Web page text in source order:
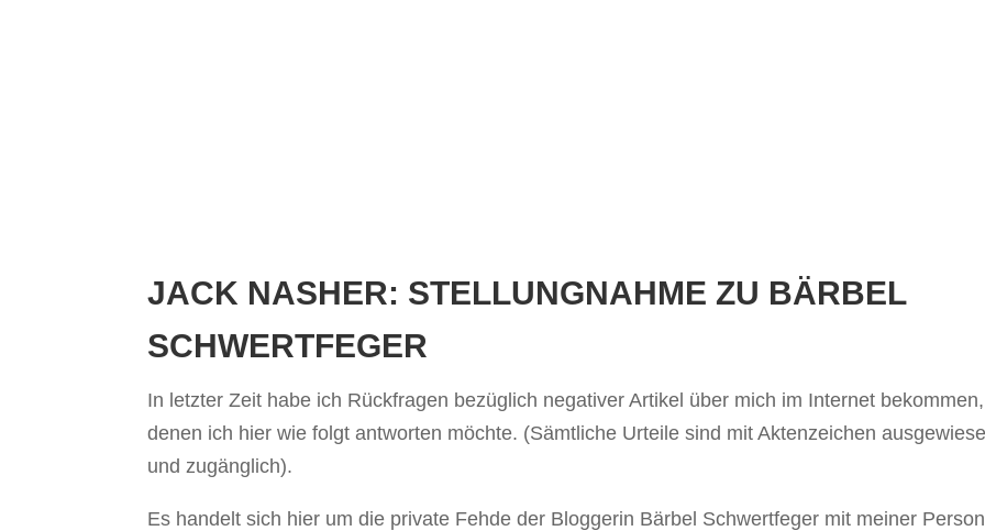
JACK NASHER: STELLUNGNAHME ZU BÄRBEL
SCHWERTFEGER
In letzter Zeit habe ich Rückfragen bezüglich negativer Artikel über mich im Internet
denen ich hier wie folgt antworten möchte. (Sämtliche Urteile sind mit Aktenzeichen
und zugänglich).
Es handelt sich hier um die private Fehde der Bloggerin Bärbel Schwertfeger mit meiner